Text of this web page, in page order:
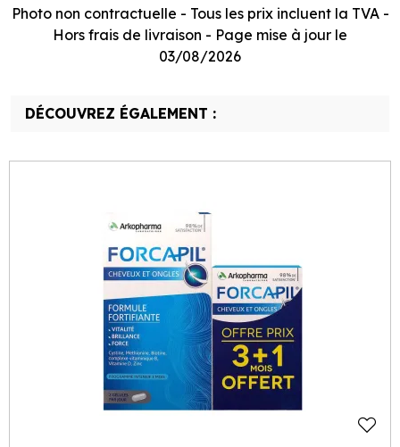
Photo non contractuelle - Tous les prix incluent la TVA -
Hors frais de livraison - Page mise à jour le
03/08/2026
DÉCOUVREZ ÉGALEMENT :